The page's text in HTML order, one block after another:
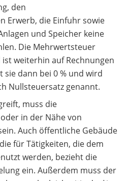
den
Erwerb, die Einfuhr sowie
und Speicher keine
Die Mehrwertsteuer
weiterhin auf Rechnungen
dann bei 0 % und wird
Nullsteuersatz genannt.
muss die
in der Nähe von
Auch öffentliche Gebäude
für Tätigkeiten, die dem
werden, bezieht die
ein. Außerdem muss der